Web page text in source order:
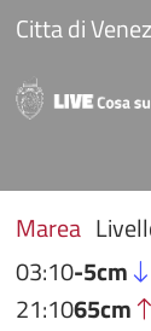
Salta al
Citta di
Marea
03:10-5cm
21:1065cm